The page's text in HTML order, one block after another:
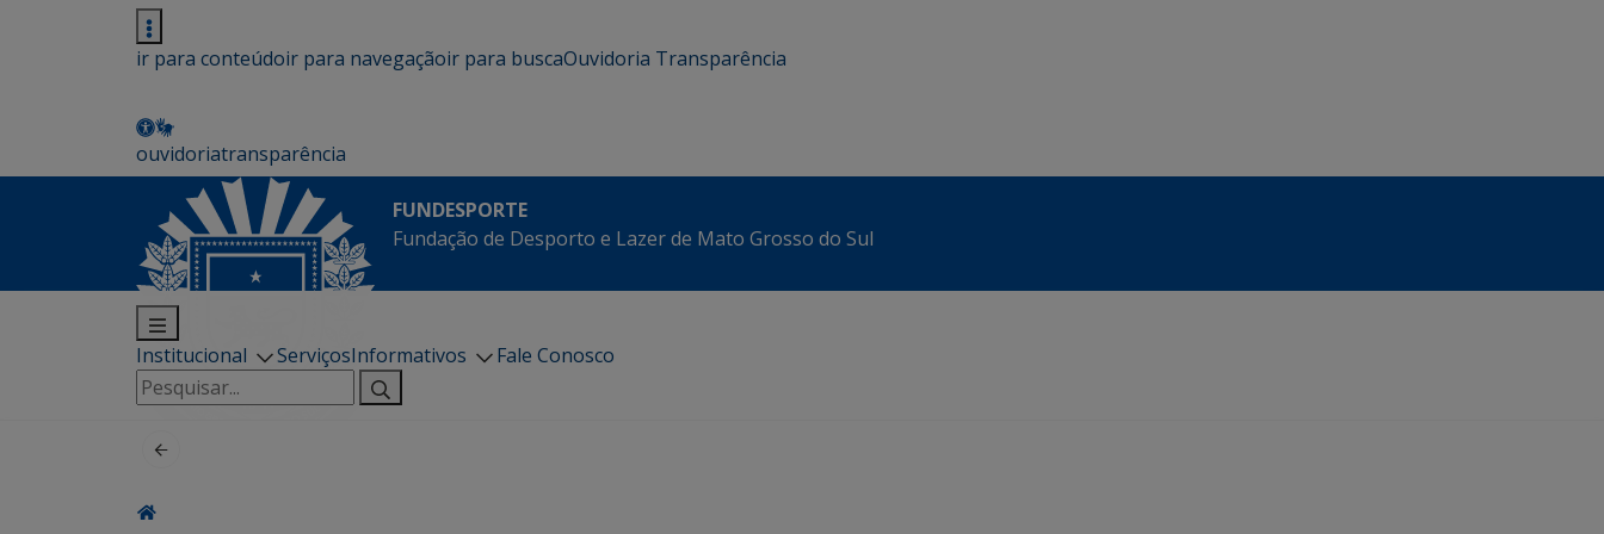
ir para conteúdoir para navegaçãoir para buscaOuvidoria Transparência
ouvidoriatransparência
FUNDESPORTE
Fundação de Desporto e Lazer de Mato Grosso do Sul
Institucional ServiçosInformativos
Fale Conosco
Pesquisar
por: